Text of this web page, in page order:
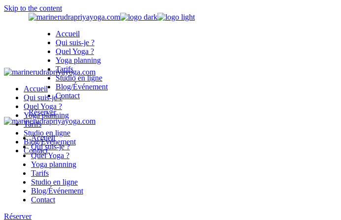
Skip to the content
Accueil
Qui suis-je ?
Quel Yoga ?
Yoga planning
Tarifs
Studio en ligne
Blog/Événement
Contact
Réserver
Accueil
Qui suis-je ?
Quel Yoga ?
Yoga planning
Tarifs
Studio en ligne
Blog/Événement
Contact
Réserver
Accueil
Qui suis-je ?
Quel Yoga ?
Yoga planning
Tarifs
Studio en ligne
Blog/Événement
Contact